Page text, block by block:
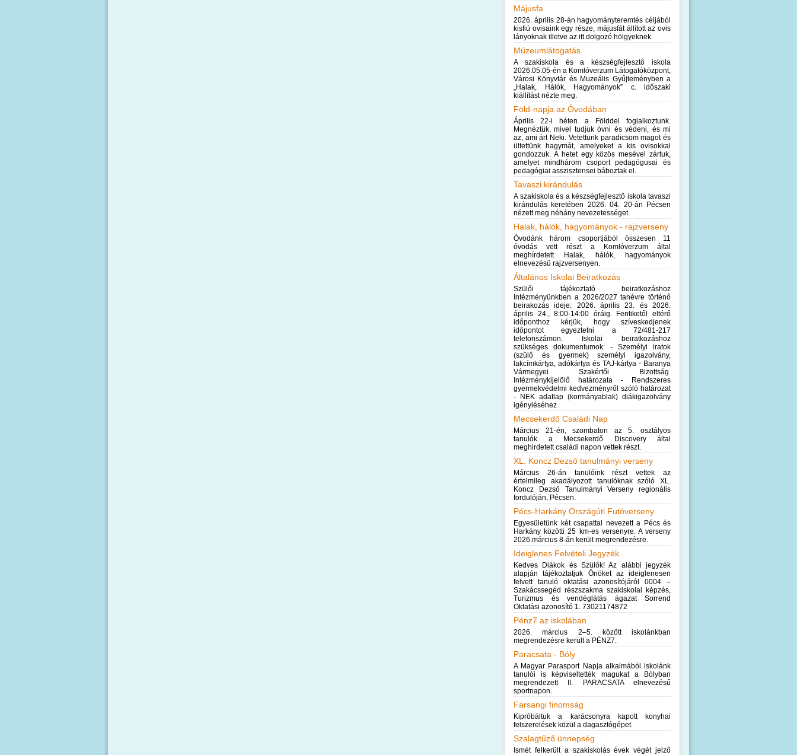
Májusfa
2026. április 28-án hagyományteremtés céljából
kisfiú ovisaink egy része, májusfát állított az ovis
lányoknak illetve az itt dolgozó hölgyeknek.
Múzeumlátogatás
A szakiskola és a készségfejlesztő iskola
2026.05.05-én a Komlóverzum Látogatóközpont,
Városi Könyvtár és Muzeális Gyűjteményben a
„Halak, Hálók, Hagyományok” c. időszaki
kiállítást nézte meg.
Föld-napja az Óvodában
Április 22-i héten a Földdel foglalkoztunk.
Megnéztük, mivel tudjuk óvni és védeni, és mi
az, ami árt Neki. Vetettünk paradicsom magot és
ültettünk hagymát, amelyeket a kis ovisokkal
gondozzuk. A hetet egy közös mesével zártuk,
amelyet mindhárom csoport pedagógusai és
pedagógiai asszisztensei báboztak el.
Tavaszi kirándulás
A szakiskola és a készségfejlesztő iskola tavaszi
kirándulás keretében 2026. 04. 20-án Pécsen
nézett meg néhány nevezetességet.
Halak, hálók, hagyományok - rajzverseny
Óvodánk három csoportjából összesen 11
óvodás vett részt a Komlóverzum által
meghírdetett Halak, hálók, hagyományok
elnevezésű rajzversenyen.
Általános Iskolai Beiratkozás
Szülői tájékoztató beiratkozáshoz
Intézményünkben a 2026/2027 tanévre történő
beirakozás ideje: 2026. április 23. és 2026.
április 24., 8:00-14:00 óráig. Fentiketől eltérő
időponthoz kérjük, hogy szíveskedjenek
időpontot egyeztetni a 72/481-217
telefonszámon. Iskolai beiratkozáshoz
szükséges dokumentumok: - Személyi iratok
(szülő és gyermek) személyi igazolvány,
lakcímkártya, adókártya és TAJ-kártya - Baranya
Vármegyei Szakértői Bizottság
Intézménykijelölő határozata - Rendszeres
gyermekvédelmi kedvezményről szóló határozat
- NEK adatlap (kormányablak) diákigazolvány
igényléséhez
Mecsekerdő Családi Nap
Március 21-én, szombaton az 5. osztályos
tanulók a Mecsekerdő Discovery által
meghirdetett családi napon vettek részt.
XL. Koncz Dezső tanulmányi verseny
Március 26-án tanulóink részt vettek az
értelmileg akadályozott tanulóknak szóló XL.
Koncz Dezső Tanulmányi Verseny regionális
fordulóján, Pécsen.
Pécs-Harkány Országúti Futóverseny
Egyesületünk két csapattal nevezett a Pécs és
Harkány közötti 25 km-es versenyre. A verseny
2026.március 8-án került megrendezésre.
Ideiglenes Felvételi Jegyzék
Kedves Diákok és Szülők! Az alábbi jegyzék
alapján tájékoztatjuk Önöket az ideiglenesen
felvett tanuló oktatási azonosítójáról 0004 –
Szakácssegéd részszakma szakiskolai képzés,
Turizmus és vendéglátás ágazat Sorrend
Oktatási azonosító 1. 73021174872
Pénz7 az iskolában
2026. március 2–5. között iskolánkban
megrendezésre került a PÉNZ7.
Paracsata - Bóly
A Magyar Parasport Napja alkalmából iskolánk
tanulói is képviseltették magukat a Bólyban
megrendezett II. PARACSATA elnevezésű
sportnapon.
Farsangi finomság
Kipróbáltuk a karácsonyra kapott konyhai
felszerelések közül a dagasztógépet.
Szalagtűző ünnepség
Ismét felkerült a szakiskolás évek végét jelző